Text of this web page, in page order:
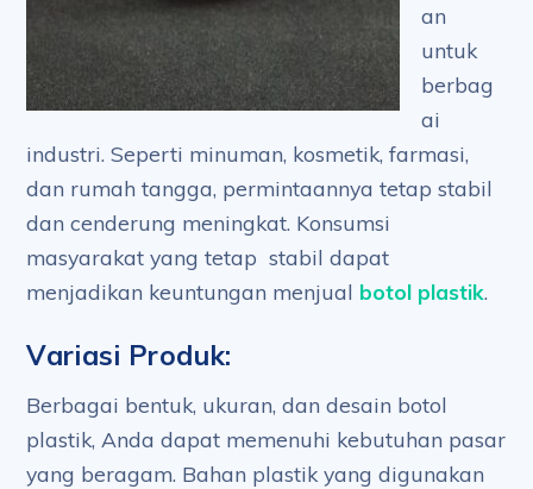
an
untuk
berbag
ai
industri. Seperti minuman, kosmetik, farmasi,
dan rumah tangga, permintaannya tetap stabil
dan cenderung meningkat. Konsumsi
masyarakat yang tetap stabil dapat
menjadikan keuntungan menjual botol plastik.
Variasi Produk:
Berbagai bentuk, ukuran, dan desain botol
plastik, Anda dapat memenuhi kebutuhan pasar
yang beragam. Bahan plastik yang digunakan